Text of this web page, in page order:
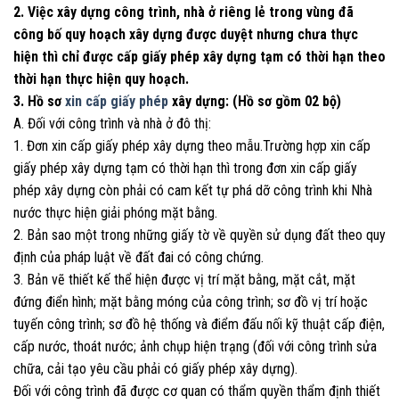
2. Việc xây dựng công trình, nhà ở riêng lẻ trong vùng đã
công bố quy hoạch xây dựng được duyệt nhưng chưa thực
hiện thì chỉ được cấp giấy phép xây dựng tạm có thời hạn theo
thời hạn thực hiện quy hoạch.
3. Hồ sơ xin cấp giấy phép xây dựng: (Hồ sơ gồm 02 bộ)
A. Đối với công trình và nhà ở đô thị:
1. Đơn xin cấp giấy phép xây dựng theo mẫu.Trường hợp xin cấp
giấy phép xây dựng tạm có thời hạn thì trong đơn xin cấp giấy
phép xây dựng còn phải có cam kết tự phá dỡ công trình khi Nhà
nước thực hiện giải phóng mặt bằng.
2. Bản sao một trong những giấy tờ về quyền sử dụng đất theo quy
định của pháp luật về đất đai có công chứng.
3. Bản vẽ thiết kế thể hiện được vị trí mặt bằng, mặt cắt, mặt
đứng điển hình; mặt bằng móng của công trình; sơ đồ vị trí hoặc
tuyến công trình; sơ đồ hệ thống và điểm đấu nối kỹ thuật cấp điện,
cấp nước, thoát nước; ảnh chụp hiện trạng (đối với công trình sửa
chữa, cải tạo yêu cầu phải có giấy phép xây dựng).
Đối với công trình đã được cơ quan có thẩm quyền thẩm định thiết